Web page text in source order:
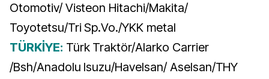
Otomotiv/ Visteon Hitachi/Makita/
Toyotetsu/Tri Sp.Vo./YKK metal
TÜRKİYE: Türk Traktör/Alarko Carrier
/Bsh/Anadolu Isuzu/Havelsan/ Aselsan/THY